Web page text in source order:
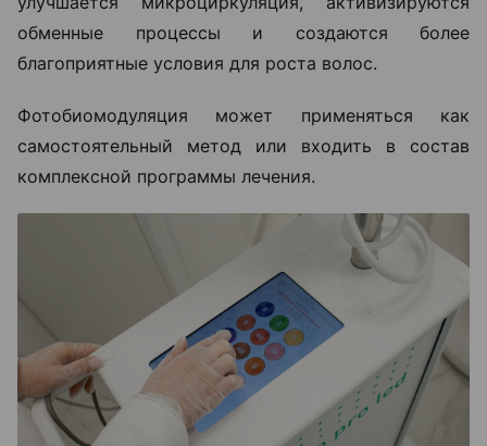
обменные процессы и создаются более
благоприятные условия для роста волос.
Фотобиомодуляция может применяться как
самостоятельный метод или входить в состав
комплексной программы лечения.